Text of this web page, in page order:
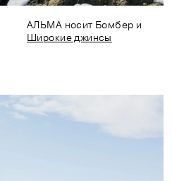
АЛЬМА носит Бомбер и
Широкие джинсы